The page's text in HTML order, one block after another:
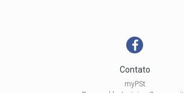
Contato
myPSt